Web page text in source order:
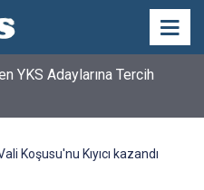
YKS Adaylarına Tercih
Koşusu'nu Kıyıcı kazandı